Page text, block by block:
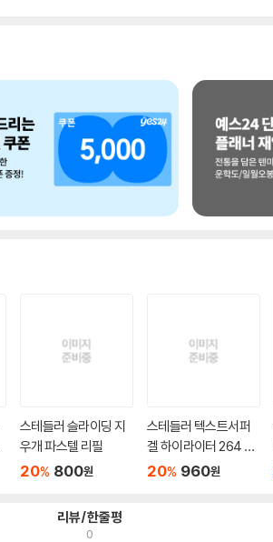
스테들러 슬라이딩 지
우개 파스텔 리필
20% 800원
스테들러 텍스트서퍼
겔 하이라이터 264 고
체형...
20% 960원
리뷰/한줄평
0